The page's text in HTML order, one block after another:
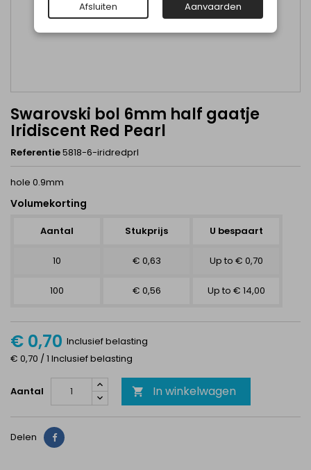
Swarovski bol 6mm half gaatje
Iridiscent Red Pearl
Referentie5818-6-iridredprl
hole 0.9mm
Volumekorting
Aantal Stukprijs U bespaart
10 € 0,63 Up to € 0,70
100 € 0,56 Up to € 14,00
€ 0,70 Inclusief belasting
€ 0,70 / 1 Inclusief belasting
Aantal  In winkelwagen
Delen Delen
Afsluiten Aanvaarden